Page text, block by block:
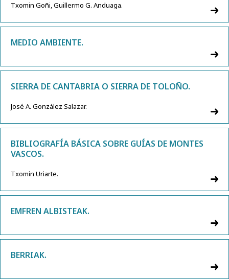
Txomin Goñi, Guillermo G. Anduaga.
MEDIO AMBIENTE.
SIERRA DE CANTABRIA O SIERRA DE TOLOÑO.
José A. González Salazar.
BIBLIOGRAFÍA BÁSICA SOBRE GUÍAS DE MONTES
VASCOS.
Txomin Uriarte.
EMFREN ALBISTEAK.
BERRIAK.